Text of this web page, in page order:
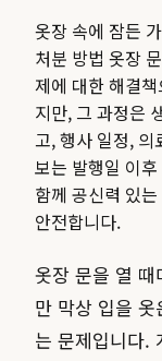
옷장 속에 잠든
처분 방법 옷장
제에 대한 해결
지만, 그 과정은
고, 행사 일정, 의
보는 발행일 이
함께 공신력 있
안전합니다.
옷장 문을 열 때
만 막상 입을
는 문제입니다.